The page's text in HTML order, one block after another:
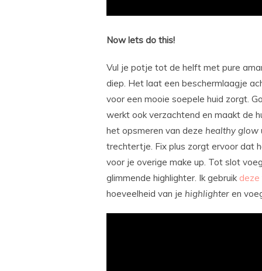
Now lets do this!
Vul je potje tot de helft met pure
diep. Het laat een beschermlaagje
voor een mooie soepele huid zorgt.
werkt ook verzachtend en maakt de
het opsmeren van deze healthy glow
trechtertje. Fix plus zorgt ervoor dat
voor je overige make up. Tot slot
glimmende highlighter. Ik gebruik deze
hoeveelheid van je highlighter en